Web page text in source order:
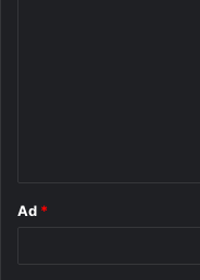
Ad *